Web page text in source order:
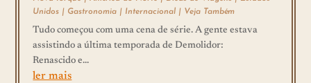
Unidos | Gastronomia | Internacional | Veja Também
Tudo começou com uma cena de série. A gente estava
assistindo a última temporada de Demolidor:
Renascido e...
ler mais